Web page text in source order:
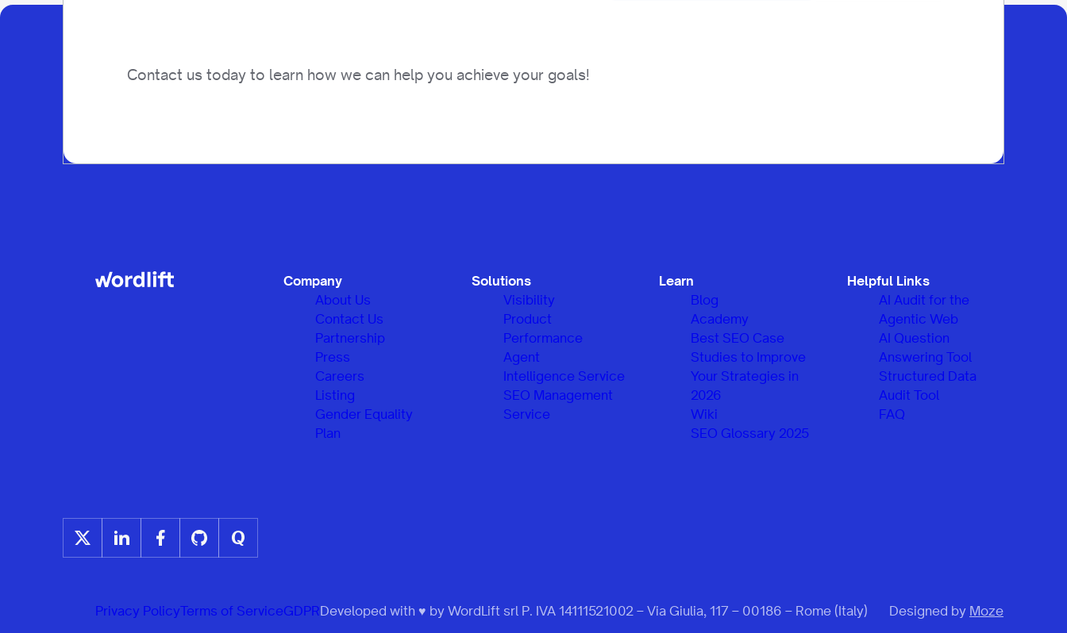
Contact us today to learn how we can help you achieve your goals!
Company
About Us
Contact Us
Partnership
Press
Careers
Listing
Gender Equality
Plan
Solutions
Visibility
Product
Performance
Agent
Intelligence Service
SEO Management
Service
Learn
Blog
Academy
Best SEO Case
Studies to Improve
Your Strategies in
2026
Wiki
SEO Glossary 2025
Helpful Links
AI Audit for the
Agentic Web
AI Question
Answering Tool
Structured Data
Audit Tool
FAQ
Privacy PolicyTerms of ServiceGDPRDeveloped with ♥ by WordLift srl P. IVA 14111521002 – Via Giulia, 117 – 00186 – Rome (Italy) Designed by Moze